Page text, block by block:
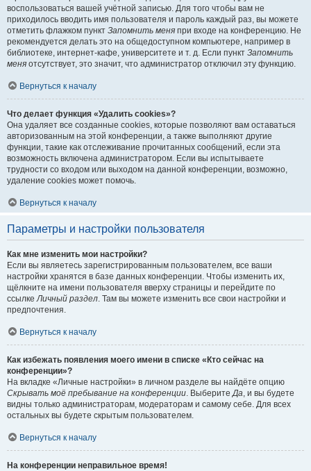
воспользоваться вашей учётной записью. Для того чтобы вам не
приходилось вводить имя пользователя и пароль каждый раз, вы можете
отметить флажком пункт Запомнить меня при входе на конференцию. Не
рекомендуется делать это на общедоступном компьютере, например в
библиотеке, интернет-кафе, университете и т. д. Если пункт Запомнить
меня отсутствует, это значит, что администратор отключил эту функцию.
Вернуться к началу
Что делает функция «Удалить cookies»?
Она удаляет все созданные cookies, которые позволяют вам оставаться
авторизованным на этой конференции, а также выполняют другие
функции, такие как отслеживание прочитанных сообщений, если эта
возможность включена администратором. Если вы испытываете
трудности со входом или выходом на данной конференции, возможно,
удаление cookies может помочь.
Вернуться к началу
Параметры и настройки пользователя
Как мне изменить мои настройки?
Если вы являетесь зарегистрированным пользователем, все ваши
настройки хранятся в базе данных конференции. Чтобы изменить их,
щёлкните на имени пользователя вверху страницы и перейдите по
ссылкеЛичный раздел. Там вы можете изменить все свои настройки и
предпочтения.
Вернуться к началу
Как избежать появления моего имени в списке «Кто сейчас на
конференции»?
На вкладке «Личные настройки» в личном разделе вы найдёте опцию
Скрывать моё пребывание на конференции. ВыберитеДа, и вы будете
видны только администраторам, модераторам и самому себе. Для всех
остальных вы будете скрытым пользователем.
Вернуться к началу
На конференции неправильное время!